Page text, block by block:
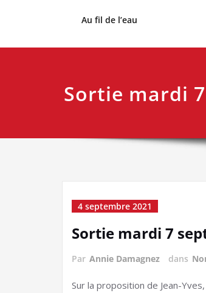
Au fil de l’eau
Sortie mardi
4 septembre 2021
Sortie mardi 7
Par Annie Damagnez dans
Sur la proposition de Jean-